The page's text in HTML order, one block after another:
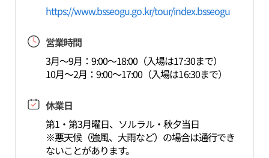
https://www.bsseogu.go.kr/tour/index.bsseogu
営業時間
3月～9月：9:00～18:00（入場は17:30まで）
10月～2月：9:00～17:00（入場は16:30まで）
休業日
第1・第3月曜日、ソルラル・秋夕当日
※悪天候（強風、大雨など）の場合は通行でき
ないことがあります。